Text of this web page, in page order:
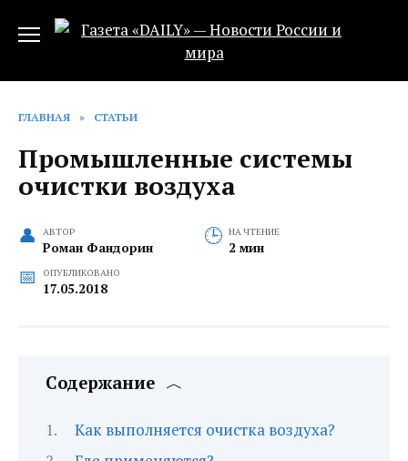
ГЛАВНАЯ » СТАТЬИ
Промышленные системы
очистки воздуха
АВТОР
Роман Фандорин
НА ЧТЕНИЕ
2 мин
ОПУБЛИКОВАНО
17.05.2018
Содержание
Как выполняется очистка воздуха?